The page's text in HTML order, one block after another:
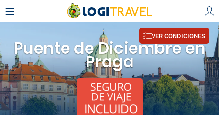
Puente de Diciembre en
Praga
VER CONDICIONES